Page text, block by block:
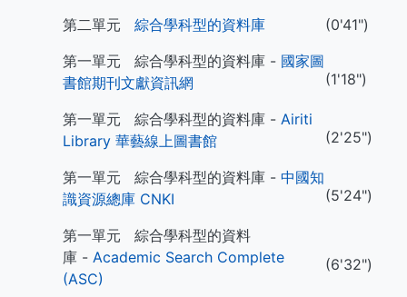
第二單元 綜合學科型的資料庫
(0'41")
第一單元 綜合學科型的資料庫 - 國家圖
書館期刊文獻資訊網
(1'18")
第一單元 綜合學科型的資料庫 - Airiti
Library 華藝線上圖書館
(2'25")
第一單元 綜合學科型的資料庫 - 中國知
識資源總庫 CNKI
(5'24")
第一單元 綜合學科型的資料
庫 - Academic Search Complete
(ASC)
(6'32")